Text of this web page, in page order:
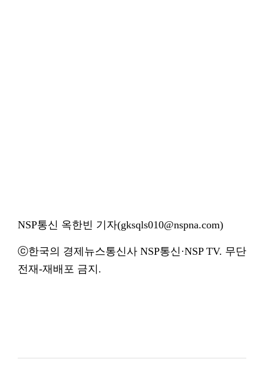
NSP통신 옥한빈 기자(gksqls010@nspna.com)
ⓒ한국의 경제뉴스통신사 NSP통신·NSP TV. 무단
전재-재배포 금지.